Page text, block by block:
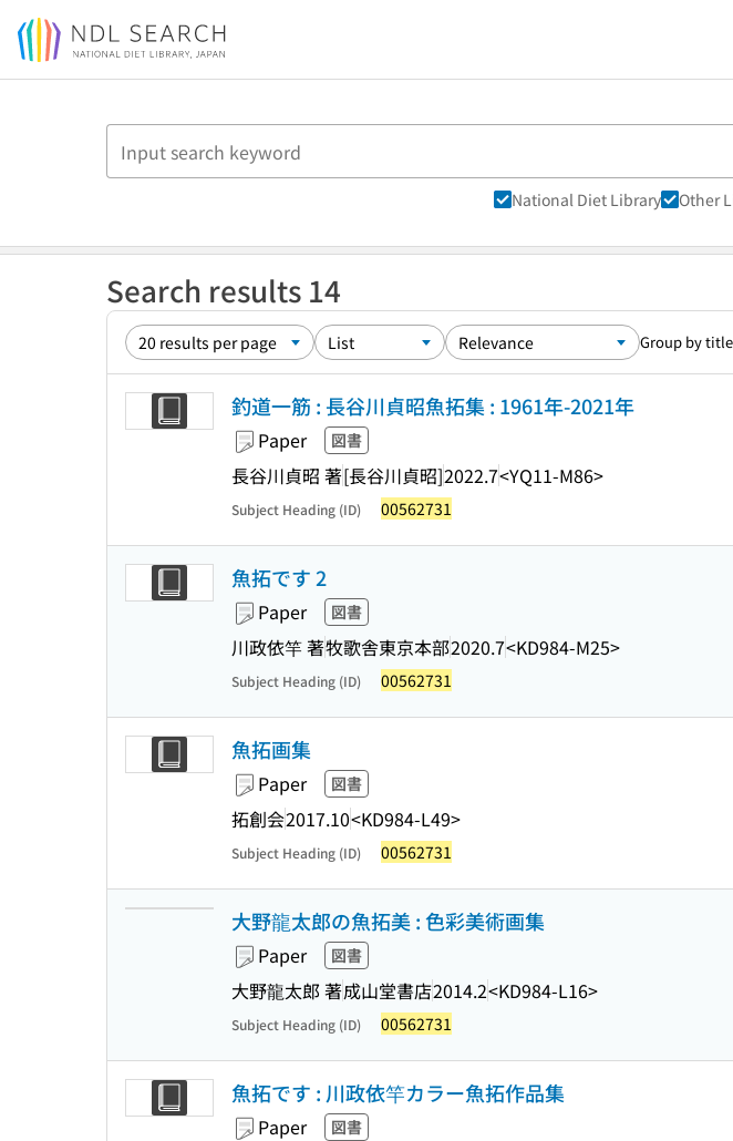
Jump to main content
National Diet Library Other
Search results 14
Group by title
釣道一筋 : 長谷川貞昭魚拓集 : 1961年-2021年
Paper 図書
長谷川貞昭 著[長谷川貞昭]2022.7<YQ11-M86>
Subject Heading (ID) 00562731
魚拓です 2
Paper 図書
川政依竿 著牧歌舎東京本部2020.7<KD984-M25>
Subject Heading (ID) 00562731
魚拓画集
Paper 図書
拓創会2017.10<KD984-L49>
Subject Heading (ID) 00562731
大野龍太郎の魚拓美 : 色彩美術画集
Paper 図書
大野龍太郎 著成山堂書店2014.2<KD984-L16>
Subject Heading (ID) 00562731
魚拓です : 川政依竿カラー魚拓作品集
Paper 図書